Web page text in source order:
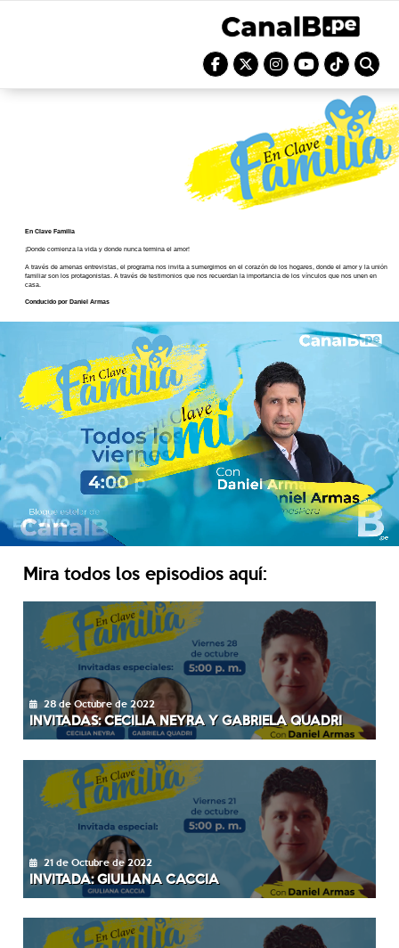
En Clave Familia
¡Donde comienza la vida y donde nunca termina el amor!
A través de amenas entrevistas, el programa nos invita a sumergirnos en el corazón de los hogares, donde el amor y la unión
familiar son los protagonistas. A través de testimonios que nos recuerdan la importancia de los vínculos que nos unen en
casa.
Conducido por Daniel Armas
Mira todos los episodios aquí:
28 de Octubre de 2022
INVITADAS: CECILIA NEYRA Y GABRIELA QUADRI
21 de Octubre de 2022
INVITADA: GIULIANA CACCIA